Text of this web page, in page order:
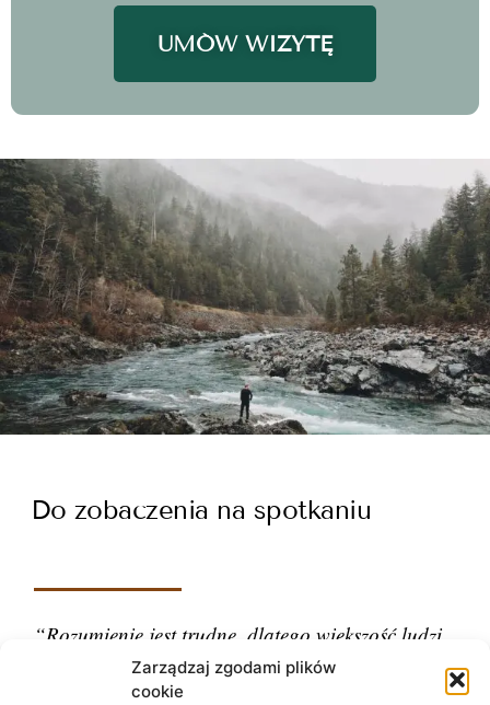
Zarządzaj zgodami plików
cookie
UMÓW WIZYTĘ
Do zobaczenia na spotkaniu
“Rozumienie jest trudne, dlatego większość ludzi